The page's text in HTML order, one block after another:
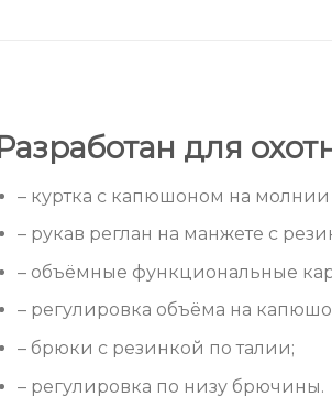
Разработан для
– куртка с капюшоном на
– рукав реглан на манжете с
– объёмные функциональные
– регулировка объёма на
– брюки с резинкой по талии;
– регулировка по низу брючины.